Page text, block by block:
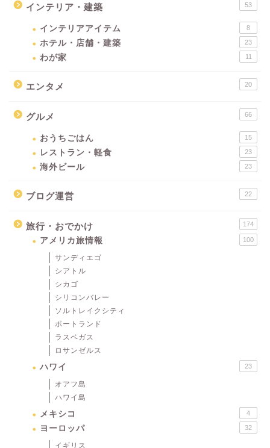
インテリア・建築 53
インテリアアイテム 8
ホテル・店舗・建築 23
わが家 11
エンタメ 20
グルメ 66
おうちごはん 15
レストラン・軽食 23
海外ビール 23
ブログ運営 22
旅行・おでかけ 174
アメリカ旅情報 100
サンディエゴ
シアトル
シカゴ
シリコンバレー
ソルトレイクシティ
ポートランド
ラスベガス
ロサンゼルス
ハワイ 23
オアフ島
ハワイ島
メキシコ 4
ヨーロッパ 32
イギリス